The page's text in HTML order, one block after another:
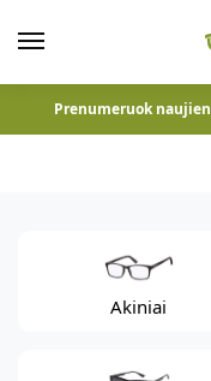
Prenumeruok
Akiniai